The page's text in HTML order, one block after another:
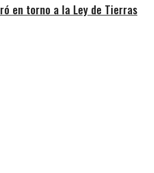
en torno a la Ley de Tierras